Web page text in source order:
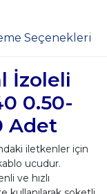
Seçenekleri
İzoleli
0.50-
Adet
iletkenler için
ucudur.
ve hızlı